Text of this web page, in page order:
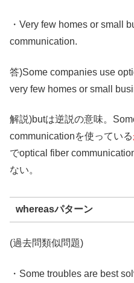
・Very few homes or small
communication.
答)Some companies use
very few homes or small
解説)butは逆説の意味。
communicationを使っている
でoptical fiber
ない。
whereasパターン
(過去問類似問題)
・Some troubles are best